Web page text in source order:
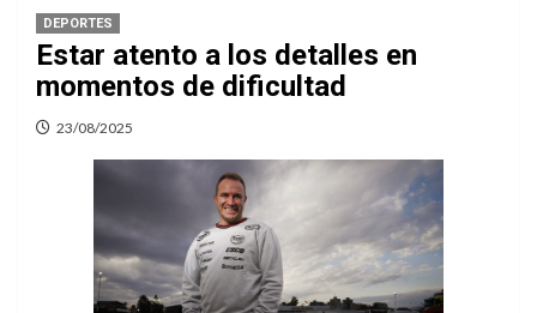
DEPORTES
Estar atento a los detalles en
momentos de dificultad
23/08/2025